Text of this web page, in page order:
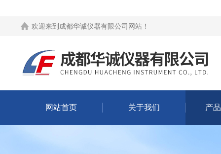
欢迎来到 成都华诚仪器有限公司网站 ！
网站首页 关于我们 产